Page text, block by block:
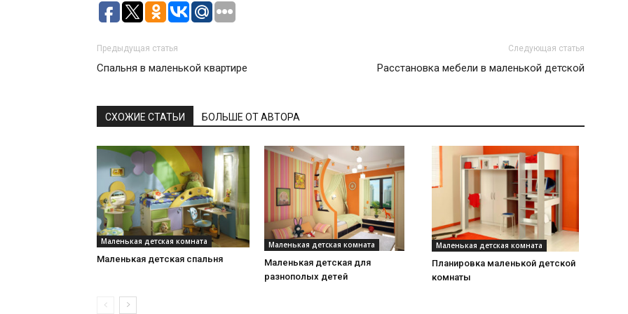
Предыдущая статья
Спальня в маленькой квартире
Следующая статья
Расстановка мебели в маленькой детской
СХОЖИЕ СТАТЬИ БОЛЬШЕ ОТ АВТОРА
Маленькая детская комната
Маленькая детская спальня
Маленькая детская комната
Маленькая детская для
разнополых детей
Маленькая детская комната
Планировка маленькой детской
комнаты